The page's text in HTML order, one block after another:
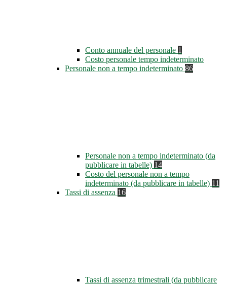
Conto annuale del personale 1
Costo personale tempo indeterminato
Personale non a tempo indeterminato 86
Personale non a tempo indeterminato (da
pubblicare in tabelle) 14
Costo del personale non a tempo
indeterminato (da pubblicare in tabelle) 11
Tassi di assenza 16
Tassi di assenza trimestrali (da pubblicare